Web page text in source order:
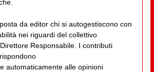
da editor chi si autogestiscono con
nei riguardi del collettivo
Responsabile. I contributi
automaticamente alle opinioni